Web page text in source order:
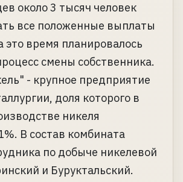
около 3 тысяч человек
все положенные выплаты
это время планировалось
смены собственника.
- крупное предприятие
доля которого в
никеля
В состав комбината
по добыче никелевой
и Буруктальский.